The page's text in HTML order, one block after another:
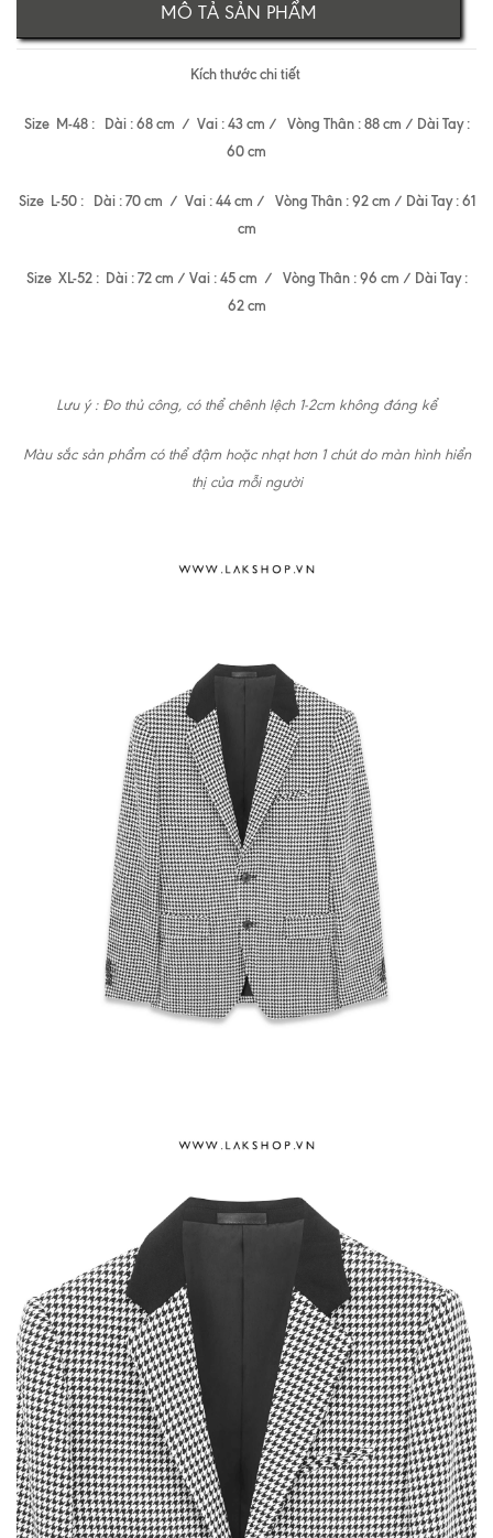
MÔ TẢ SẢN PHẨM
Kích thước chi tiết
Size M-48 : Dài : 68 cm / Vai : 43 cm / Vòng Thân : 88 cm / Dài Tay :
60 cm
Size L-50 : Dài : 70 cm / Vai : 44 cm / Vòng Thân : 92 cm / Dài Tay : 61
cm
Size XL-52 : Dài : 72 cm / Vai : 45 cm / Vòng Thân : 96 cm / Dài Tay :
62 cm
Lưu ý : Đo thủ công, có thể chênh lệch 1-2cm không đáng kể
Màu sắc sản phẩm có thể đậm hoặc nhạt hơn 1 chút do màn hình hiển
thị của mỗi người